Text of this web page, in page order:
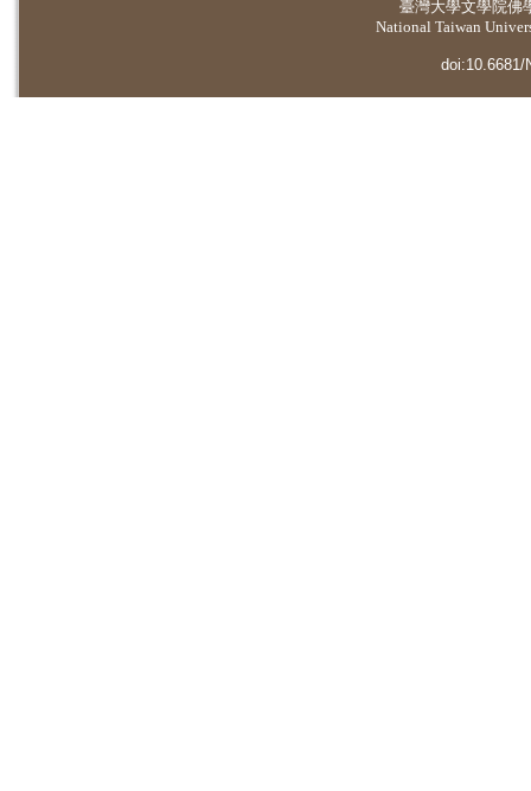
臺灣大學文學院佛
National Taiwan
doi:10.6681/